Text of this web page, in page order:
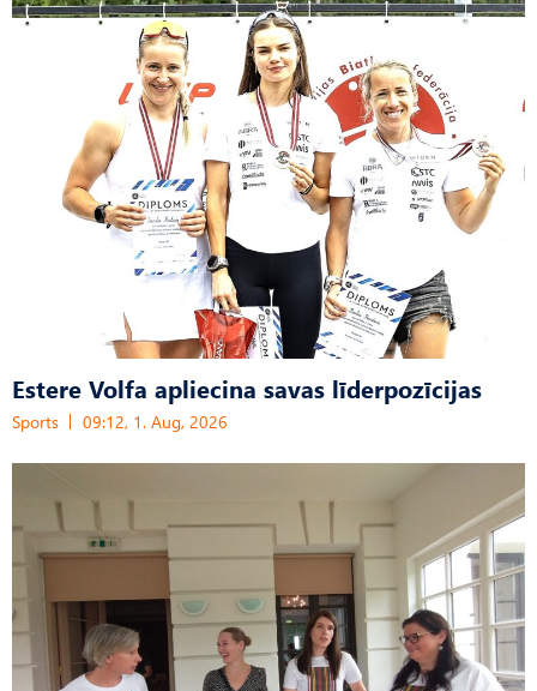
Estere Volfa apliecina savas līderpozīcijas
Sports 09:12, 1. Aug, 2026